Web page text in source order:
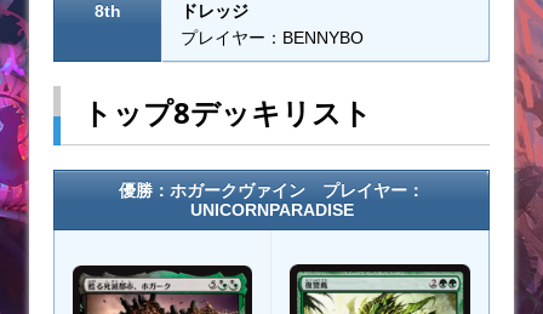
8th
ドレッジ
プレイヤー：BENNYBO
トップ8デッキリスト
優勝：ホガークヴァイン プレイヤー：
UNICORNPARADISE